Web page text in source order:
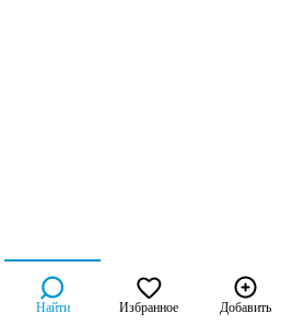
Найти Избранное Добавить